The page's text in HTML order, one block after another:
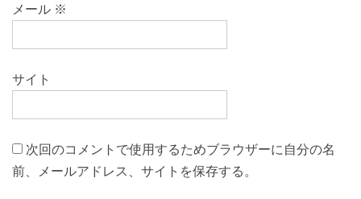
メール ※
サイト
次回のコメントで使用するためブラウザーに自分の名
前、メールアドレス、サイトを保存する。